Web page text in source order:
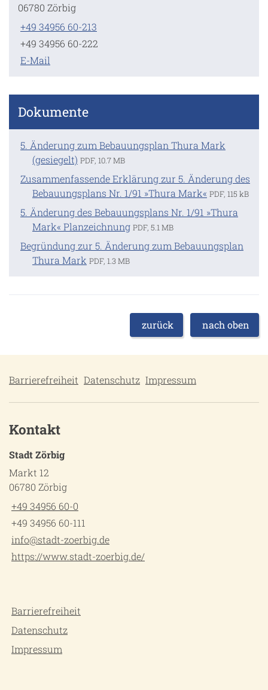
06780 Zörbig
+49 34956 60-213
+49 34956 60-222
E-Mail
Dokumente
5. Änderung zum Bebauungsplan Thura Mark
(gesiegelt) PDF, 10.7 MB
Zusammenfassende Erklärung zur 5. Änderung des
Bebauungsplans Nr. 1/91 »Thura Mark« PDF, 115 kB
5. Änderung des Bebauungsplans Nr. 1/91 »Thura
Mark« Planzeichnung PDF, 5.1 MB
Begründung zur 5. Änderung zum Bebauungsplan
Thura Mark PDF, 1.3 MB
zurück nach oben
Barrierefreiheit Datenschutz Impressum
Kontakt
Stadt Zörbig
Markt 12
06780 Zörbig
+49 34956 60-0
+49 34956 60-111
info@stadt-zoerbig.de
https://www.stadt-zoerbig.de/
Barrierefreiheit
Datenschutz
Impressum